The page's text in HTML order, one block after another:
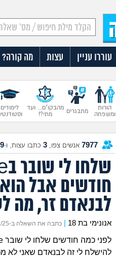
עוררו עניין עצות מה קורה?
הורות
ומשפחה
מתבגרים
מהבקו"ם... ועד
מתי?!
לימודים
7977 אנשים צפו, 3 כתבו עצות, ו-9
חודשים אבל
לבנאדם זר, מה
אנונימי בת 18 כתבה את השאלה ב-13/07/25 בשעה 11:49
להישלח לי זה לבנאדם שאני